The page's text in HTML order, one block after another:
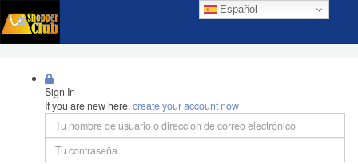
Español
Sign In
If you are new here,create your account now